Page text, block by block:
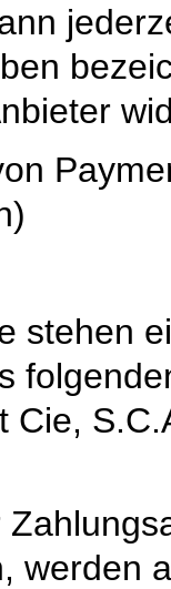
stehen
Cie,
werden